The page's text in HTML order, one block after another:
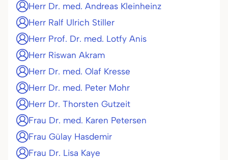
Herr Dr. med. Andreas Kleinheinz
Herr Ralf Ulrich Stiller
Herr Prof. Dr. med. Lotfy Anis
Herr Riswan Akram
Herr Dr. med. Olaf Kresse
Herr Dr. med. Peter Mohr
Herr Dr. Thorsten Gutzeit
Frau Dr. med. Karen Petersen
Frau Gülay Hasdemir
Frau Dr. Lisa Kaye